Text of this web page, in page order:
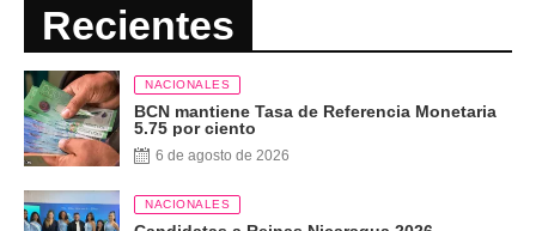
Recientes
NACIONALES
BCN mantiene Tasa de Referencia Monetaria
5.75 por ciento
6 de agosto de 2026
NACIONALES